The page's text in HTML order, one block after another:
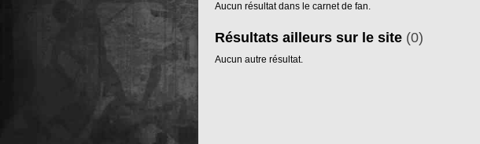
Aucun résultat dans le carnet de fan.
Résultats ailleurs sur le site (0)
Aucun autre résultat.